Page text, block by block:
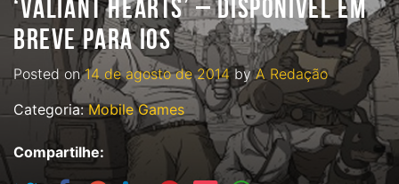
‘VALIANT HEARTS’ – DISPONÍVEL EM
BREVE PARA IOS
Posted on14 de agosto de 2014byA Redação
Categoria:Mobile Games
Compartilhe: